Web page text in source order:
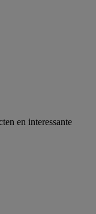
en interessante